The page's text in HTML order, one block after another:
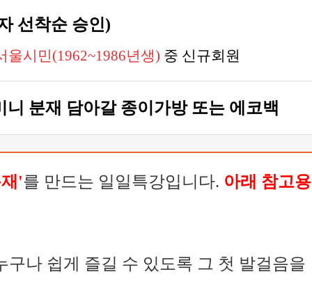
선착순 승인)
울시민(1962~1986년생) 중 신규회원
분재 담아갈 종이가방 또는 에코백
'를 만드는 일일특강입니다. 아래 참고용
나 쉽게 즐길 수 있도록 그 첫 발걸음을